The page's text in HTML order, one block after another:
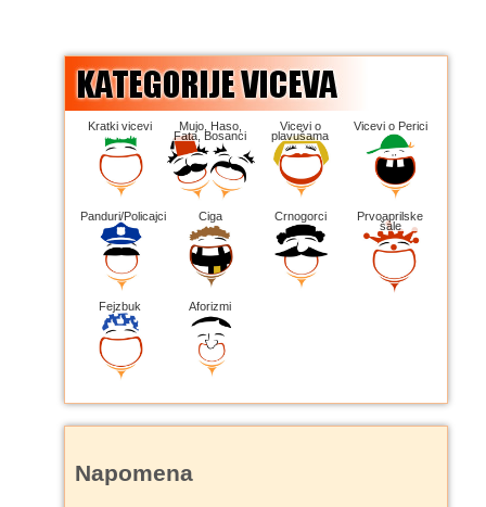
Kratki vicevi Mujo, Haso,
Fata, Bosanci
Vicevi o
plavušama
Vicevi o Perici
Panduri/Policajci Ciga Crnogorci Prvoaprilske
šale
Fejzbuk Aforizmi
Napomena